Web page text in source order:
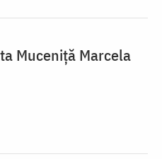
Muceniță Marcela